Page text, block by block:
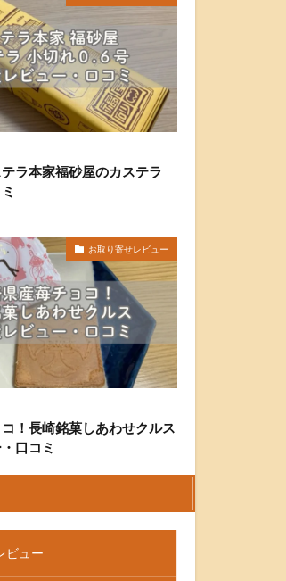
ラ本家福砂屋のカステラ
お取り寄せレビュー
！長崎銘菓しあわせクルス
口コミ
ビュー